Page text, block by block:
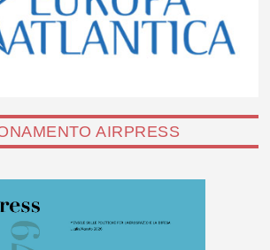
AIRPRESS